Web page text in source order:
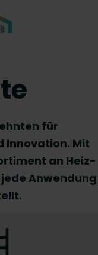
für
Innovation. Mit
an Heiz-
Anwendung